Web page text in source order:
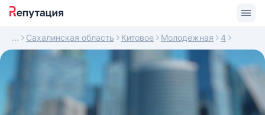
Сахалинская область Китовое Молодежная 4